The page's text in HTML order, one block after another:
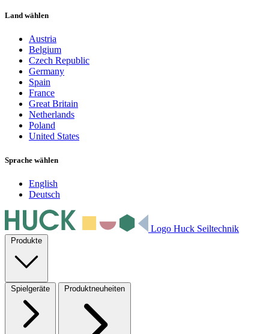
Land wählen
Austria
Belgium
Czech Republic
Germany
Spain
France
Great Britain
Netherlands
Poland
United States
Sprache wählen
English
Deutsch
Logo Huck Seiltechnik
Produkte
Spielgeräte Produktneuheiten